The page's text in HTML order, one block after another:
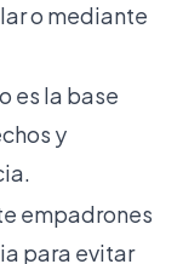
o mediante
es la base
y
empadrones
para evitar